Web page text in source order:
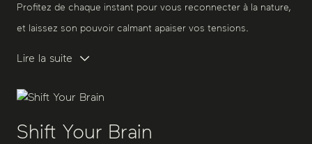
Profitez de chaque instant pour vous reconnecter à la nature,
et laissez son pouvoir calmant apaiser vos tensions.
Lire la suite
Shift Your Brain